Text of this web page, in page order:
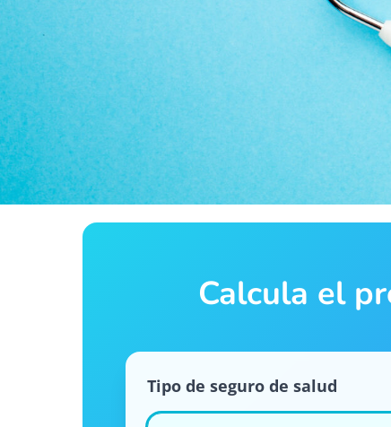
Calcula el
Tipo de seguro de salud